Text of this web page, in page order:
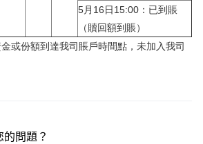
5月16日15:00：已到賬
（贖回額到賬）
或份額到達我司賬戶時間點，未加入我司
問題？